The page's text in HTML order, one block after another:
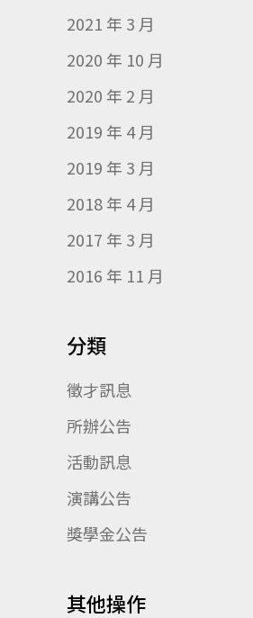
2021 年 3 月
2020 年 10 月
2020 年 2 月
2019 年 4 月
2019 年 3 月
2018 年 4 月
2017 年 3 月
2016 年 11 月
分類
徵才訊息
所辦公告
活動訊息
演講公告
獎學金公告
其他操作